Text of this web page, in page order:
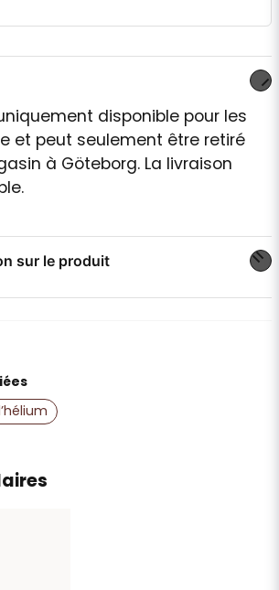
disponible pour les
et peut seulement être retiré
à Göteborg. La livraison
sur le produit
publier ma question